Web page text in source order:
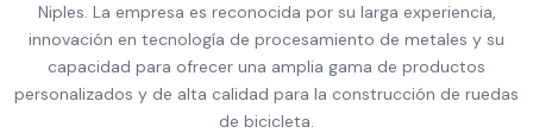
Niples. La empresa es reconocida por su larga experiencia,
innovación en tecnología de procesamiento de metales y su
capacidad para ofrecer una amplia gama de productos
personalizados y de alta calidad para la construcción de ruedas
de bicicleta.